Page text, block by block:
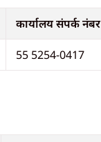
कार्यालय संपर्क नंबर
55 5254-0417